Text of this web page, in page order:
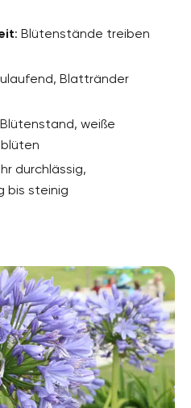
: Blütenstände treiben
Blattränder
weiße
durchlässig,
bis steinig